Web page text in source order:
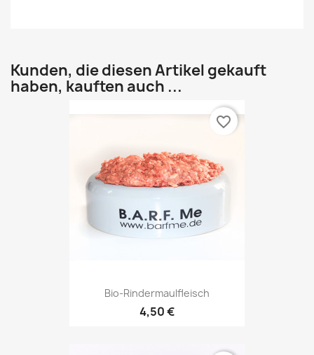
Kunden, die diesen Artikel gekauft
haben, kauften auch ...
Bio-Rindermaulfleisch
4,50 €
favorite_border